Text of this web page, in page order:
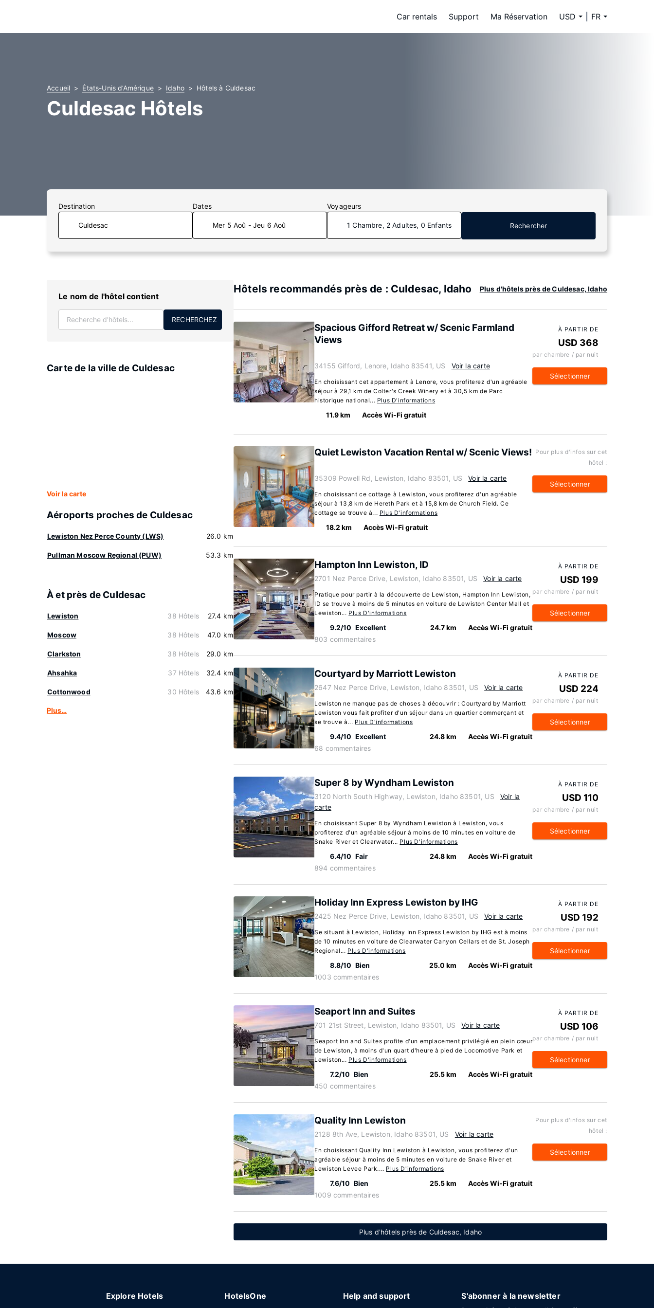
Car rentals Support Ma Réservation USD FR
Accueil États-Unis d’Amérique Idaho Hôtels à Culdesac
Culdesac Hôtels
Destination Dates
Mer 5 Aoû - Jeu 6 Aoû
Voyageurs
1 Chambre, 2 Adultes, 0 Enfants Rechercher
Le nom de l'hôtel contient
RECHERCHEZ
Carte de la ville de Culdesac
Voir la carte
Aéroports proches de Culdesac
Lewiston Nez Perce County (LWS) 26.0 km
Pullman Moscow Regional (PUW) 53.3 km
À et près de Culdesac
Lewiston 38 Hôtels 27.4 km
Moscow 38 Hôtels 47.0 km
Clarkston 38 Hôtels 29.0 km
Ahsahka 37 Hôtels 32.4 km
Cottonwood 30 Hôtels 43.6 km
Plus…
Hôtels recommandés près de : Culdesac, Idaho Plus d'hôtels près de Culdesac, Idaho
Spacious Gifford Retreat w/ Scenic Farmland
Views
34155 Gifford, Lenore, Idaho 83541, US Voir la carte
En choisissant cet appartement à Lenore, vous profiterez d'un agréable
séjour à 29,1 km de Colter's Creek Winery et à 30,5 km de Parc
historique national... Plus D'informations
11.9 km Accès Wi-Fi gratuit
À PARTIR DE
USD 368
par chambre / par nuit
Sélectionner
Quiet Lewiston Vacation Rental w/ Scenic Views!
35309 Powell Rd, Lewiston, Idaho 83501, US Voir la carte
En choisissant ce cottage à Lewiston, vous profiterez d'un agréable
séjour à 13,8 km de Hereth Park et à 15,8 km de Church Field. Ce
cottage se trouve à... Plus D'informations
18.2 km Accès Wi-Fi gratuit
Pour plus d'infos sur cet
hôtel :
Sélectionner
Hampton Inn Lewiston, ID
2701 Nez Perce Drive, Lewiston, Idaho 83501, US Voir la carte
Pratique pour partir à la découverte de Lewiston, Hampton Inn Lewiston,
ID se trouve à moins de 5 minutes en voiture de Lewiston Center Mall et
Lewiston... Plus D'informations
9.2/10 Excellent
803 commentaires
24.7 km Accès Wi-Fi gratuit
À PARTIR DE
USD 199
par chambre / par nuit
Sélectionner
Courtyard by Marriott Lewiston
2647 Nez Perce Drive, Lewiston, Idaho 83501, US Voir la carte
Lewiston ne manque pas de choses à découvrir : Courtyard by Marriott
Lewiston vous fait profiter d'un séjour dans un quartier commerçant et
se trouve à... Plus D'informations
9.4/10 Excellent
68 commentaires
24.8 km Accès Wi-Fi gratuit
À PARTIR DE
USD 224
par chambre / par nuit
Sélectionner
Super 8 by Wyndham Lewiston
3120 North South Highway, Lewiston, Idaho 83501, US
Voir la
carte
En choisissant Super 8 by Wyndham Lewiston à Lewiston, vous
profiterez d'un agréable séjour à moins de 10 minutes en voiture de
Snake River et Clearwater... Plus D'informations
6.4/10 Fair
894 commentaires
24.8 km Accès Wi-Fi gratuit
À PARTIR DE
USD 110
par chambre / par nuit
Sélectionner
Holiday Inn Express Lewiston by IHG
2425 Nez Perce Drive, Lewiston, Idaho 83501, US Voir la carte
Se situant à Lewiston, Holiday Inn Express Lewiston by IHG est à moins
de 10 minutes en voiture de Clearwater Canyon Cellars et de St. Joseph
Regional... Plus D'informations
8.8/10 Bien
1003 commentaires
25.0 km Accès Wi-Fi gratuit
À PARTIR DE
USD 192
par chambre / par nuit
Sélectionner
Seaport Inn and Suites
701 21st Street, Lewiston, Idaho 83501, US Voir la carte
Seaport Inn and Suites profite d'un emplacement privilégié en plein cœur
de Lewiston, à moins d'un quart d'heure à pied de Locomotive Park et
Lewiston... Plus D'informations
7.2/10 Bien
450 commentaires
25.5 km Accès Wi-Fi gratuit
À PARTIR DE
USD 106
par chambre / par nuit
Sélectionner
Quality Inn Lewiston
2128 8th Ave, Lewiston, Idaho 83501, US Voir la carte
En choisissant Quality Inn Lewiston à Lewiston, vous profiterez d'un
agréable séjour à moins de 5 minutes en voiture de Snake River et
Lewiston Levee Park.... Plus D'informations
7.6/10 Bien
1009 commentaires
25.5 km Accès Wi-Fi gratuit
Pour plus d'infos sur cet
hôtel :
Sélectionner
Plus d'hôtels près de Culdesac, Idaho
Explore Hotels HotelsOne Help and support S'abonner à la newsletter